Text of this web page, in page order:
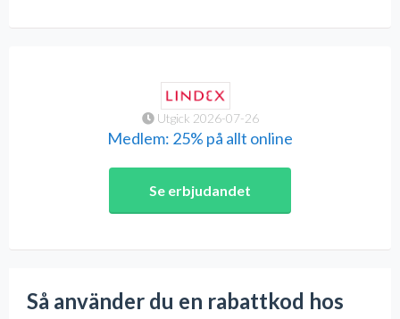
Utgick 2026-07-26
Medlem: 25% på allt online
Se erbjudandet
Så använder du en rabattkod hos